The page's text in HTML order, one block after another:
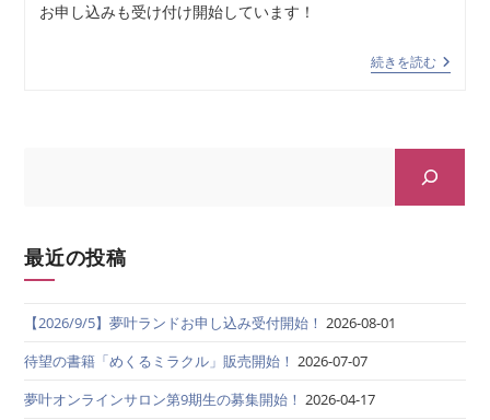
お申し込みも受け付け開始しています！
続きを読む
最近の投稿
【2026/9/5】夢叶ランドお申し込み受付開始！ 2026-08-01
待望の書籍「めくるミラクル」販売開始！ 2026-07-07
夢叶オンラインサロン第9期生の募集開始！ 2026-04-17